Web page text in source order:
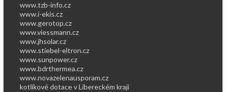
www.tzb-info.cz
www.i-ekis.cz
www.gerotop.cz
www.viessmann.cz
www.jhsolar.cz
www.stiebel-eltron.cz
www.sunpower.cz
www.bdrthermea.cz
www.novazelenausporam.cz
kotlíkové dotace v Libereckém kraji